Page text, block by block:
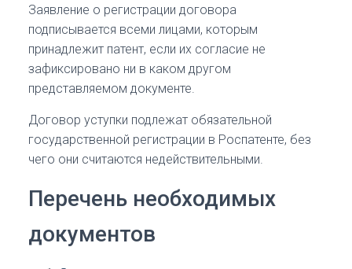
Заявление о регистрации договора
подписывается всеми лицами, которым
принадлежит патент, если их согласие не
зафиксировано ни в каком другом
представляемом документе.
Договор уступки подлежат обязательной
государственной регистрации в Роспатенте, без
чего они считаются недействительными.
Перечень необходимых
документов